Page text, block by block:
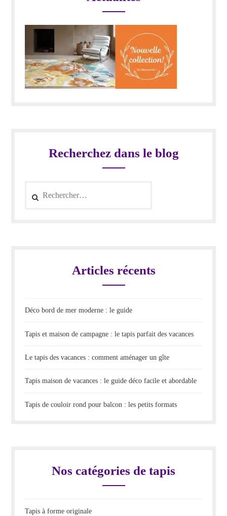
Recherchez dans le blog
Articles récents
Déco bord de mer moderne : le guide
Tapis et maison de campagne : le tapis parfait des vacances
Le tapis des vacances : comment aménager un gîte
Tapis maison de vacances : le guide déco facile et abordable
Tapis de couloir rond pour balcon : les petits formats
Nos catégories de tapis
Tapis à forme originale